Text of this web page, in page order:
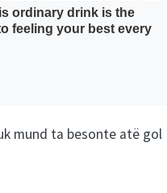
mund ta besonte atë gol